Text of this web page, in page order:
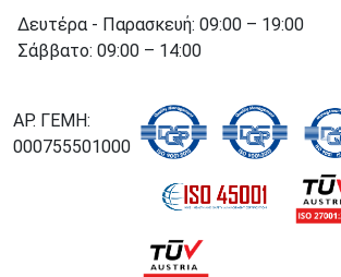
Δευτέρα - Παρασκευή: 09:00 – 19:00
Σάββατο: 09:00 – 14:00
ΑΡ. ΓΕΜΗ:
000755501000